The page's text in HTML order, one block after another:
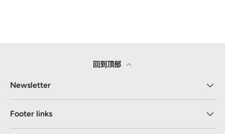
回到顶部
Newsletter
Footer links